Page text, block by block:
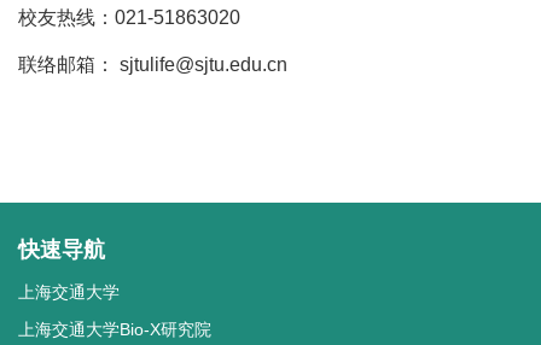
校友热线：021-51863020
联络邮箱： sjtulife@sjtu.edu.cn
快速导航
上海交通大学
上海交通大学Bio-X研究院